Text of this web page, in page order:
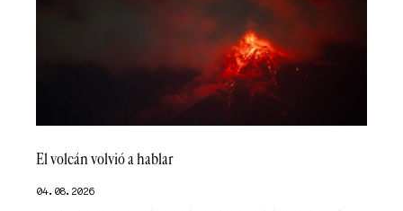
El volcán volvió a hablar
04.08.2026